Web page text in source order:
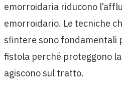
emorroidaria riducono
emorroidario. Le tecniche
sfintere sono fondamentali
fistola perché proteggono
agiscono sul tratto.